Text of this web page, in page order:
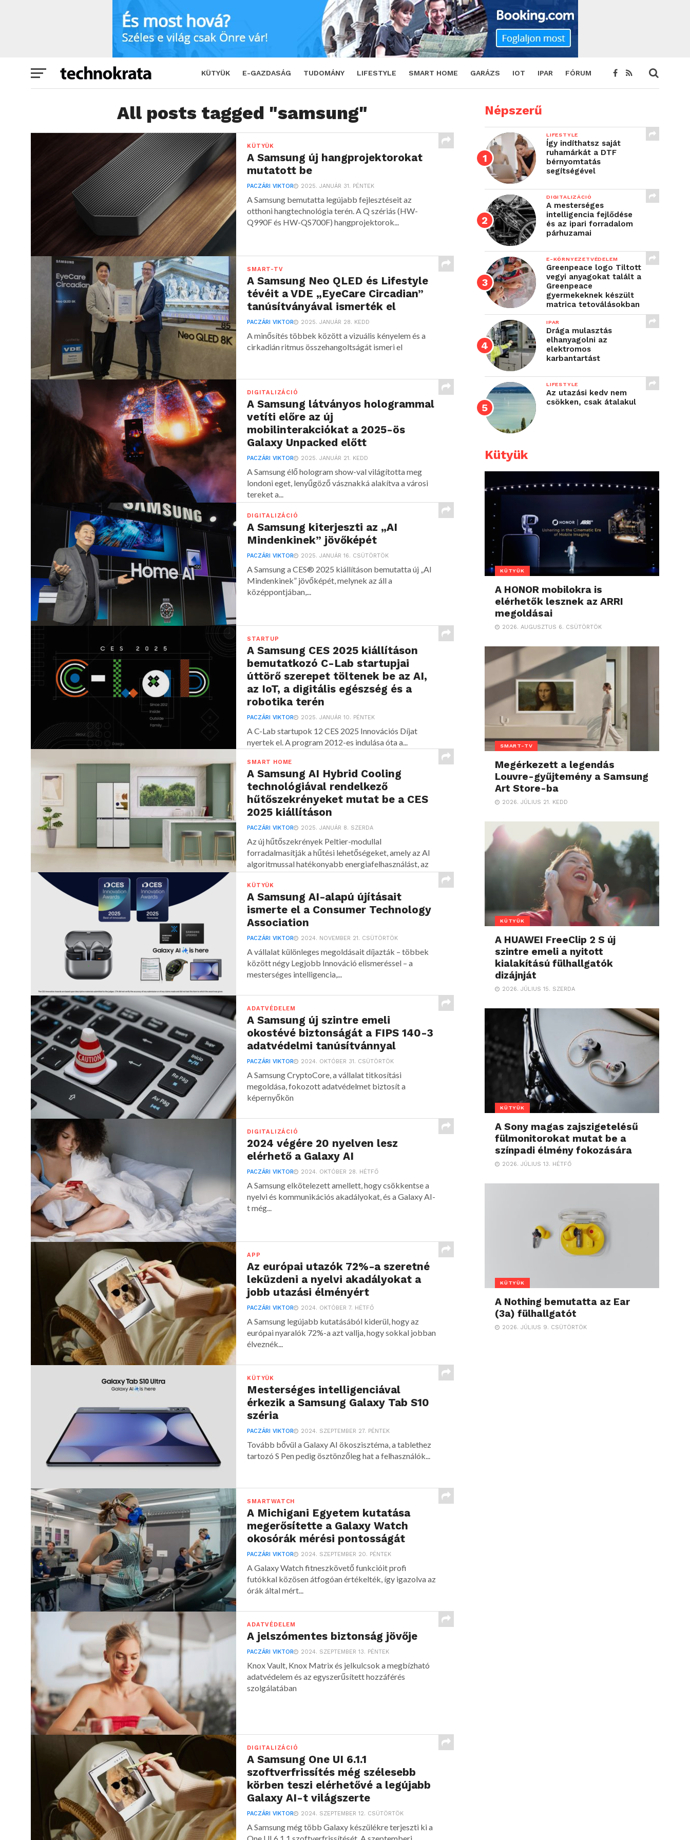
KÜTYÜK E-GAZDASÁG TUDOMÁNY LIFESTYLE SMART HOME GARÁZS IOT IPAR FÓRUM
All posts tagged "samsung"
KÜTYÜK
A Samsung új hangprojektorokat
mutatott be
PACZÁRI VIKTOR 2025. JANUÁR 31. PÉNTEK
A Samsung bemutatta legújabb fejlesztéseit az
otthoni hangtechnológia terén. A Q szériás (HW-
Q990F és HW-QS700F) hangprojektorok...
SMART-TV
A Samsung Neo QLED és Lifestyle
tévéit a VDE „EyeCare Circadian”
tanúsítványával ismerték el
PACZÁRI VIKTOR 2025. JANUÁR 28. KEDD
A minősítés többek között a vizuális kényelem és a
cirkadián ritmus összehangoltságát ismeri el
DIGITALIZÁCIÓ
A Samsung látványos hologrammal
vetíti előre az új
mobilinterakciókat a 2025-ös
Galaxy Unpacked előtt
PACZÁRI VIKTOR 2025. JANUÁR 21. KEDD
A Samsung élő hologram show-val világította meg
londoni eget, lenyűgöző vásznakká alakítva a városi
tereket a...
DIGITALIZÁCIÓ
A Samsung kiterjeszti az „AI
Mindenkinek” jövőképét
PACZÁRI VIKTOR 2025. JANUÁR 16. CSÜTÖRTÖK
A Samsung a CES® 2025 kiállításon bemutatta új „AI
Mindenkinek” jövőképét, melynek az áll a
középpontjában,...
STARTUP
A Samsung CES 2025 kiállításon
bemutatkozó C-Lab startupjai
úttörő szerepet töltenek be az AI,
az IoT, a digitális egészség és a
robotika terén
PACZÁRI VIKTOR 2025. JANUÁR 10. PÉNTEK
A C-Lab startupok 12 CES 2025 Innovációs Díjat
nyertek el. A program 2012-es indulása óta a...
SMART HOME
A Samsung AI Hybrid Cooling
technológiával rendelkező
hűtőszekrényeket mutat be a CES
2025 kiállításon
PACZÁRI VIKTOR 2025. JANUÁR 8. SZERDA
Az új hűtőszekrények Peltier-modullal
forradalmasítják a hűtési lehetőségeket, amely az AI
algoritmussal hatékonyabb energiafelhasználást, az
élelmiszerek...
KÜTYÜK
A Samsung AI-alapú újításait
ismerte el a Consumer Technology
Association
PACZÁRI VIKTOR 2024. NOVEMBER 21. CSÜTÖRTÖK
A vállalat különleges megoldásait díjazták – többek
között négy Legjobb Innováció elismeréssel – a
mesterséges intelligencia,...
ADATVÉDELEM
A Samsung új szintre emeli
okostévé biztonságát a FIPS 140-3
adatvédelmi tanúsítvánnyal
PACZÁRI VIKTOR 2024. OKTÓBER 31. CSÜTÖRTÖK
A Samsung CryptoCore, a vállalat titkosítási
megoldása, fokozott adatvédelmet biztosít a
képernyőkön
DIGITALIZÁCIÓ
2024 végére 20 nyelven lesz
elérhető a Galaxy AI
PACZÁRI VIKTOR 2024. OKTÓBER 28. HÉTFŐ
A Samsung elkötelezett amellett, hogy csökkentse a
nyelvi és kommunikációs akadályokat, és a Galaxy AI-
t még...
APP
Az európai utazók 72%-a szeretné
leküzdeni a nyelvi akadályokat a
jobb utazási élményért
PACZÁRI VIKTOR 2024. OKTÓBER 7. HÉTFŐ
A Samsung legújabb kutatásából kiderül, hogy az
európai nyaralók 72%-a azt vallja, hogy sokkal jobban
élveznék...
KÜTYÜK
Mesterséges intelligenciával
érkezik a Samsung Galaxy Tab S10
széria
PACZÁRI VIKTOR 2024. SZEPTEMBER 27. PÉNTEK
Tovább bővül a Galaxy AI ökoszisztéma, a tablethez
tartozó S Pen pedig ösztönzőleg hat a felhasználók...
SMARTWATCH
A Michigani Egyetem kutatása
megerősítette a Galaxy Watch
okosórák mérési pontosságát
PACZÁRI VIKTOR 2024. SZEPTEMBER 20. PÉNTEK
A Galaxy Watch fitneszkövető funkcióit profi
futókkal közösen átfogóan értékelték, így igazolva az
órák által mért...
ADATVÉDELEM
A jelszómentes biztonság jövője
PACZÁRI VIKTOR 2024. SZEPTEMBER 13. PÉNTEK
Knox Vault, Knox Matrix és jelkulcsok a megbízható
adatvédelem és az egyszerűsített hozzáférés
szolgálatában
DIGITALIZÁCIÓ
A Samsung One UI 6.1.1
szoftverfrissítés még szélesebb
körben teszi elérhetővé a legújabb
Galaxy AI-t világszerte
PACZÁRI VIKTOR 2024. SZEPTEMBER 12. CSÜTÖRTÖK
A Samsung még több Galaxy készülékre terjeszti ki a
Népszerű
LIFESTYLE
Így indíthatsz saját
ruhamárkát a DTF
bérnyomtatás
segítségével
DIGITALIZÁCIÓ
A mesterséges
intelligencia fejlődése
és az ipari forradalom
párhuzamai
E-KÖRNYEZETVÉDELEM
Greenpeace logo Tiltott
vegyi anyagokat talált a
Greenpeace
gyermekeknek készült
matrica tetoválásokban
IPAR
Drága mulasztás
elhanyagolni az
elektromos
karbantartást
LIFESTYLE
Az utazási kedv nem
csökken, csak átalakul
Kütyük
KÜTYÜK
A HONOR mobilokra is
elérhetők lesznek az ARRI
megoldásai
2026. AUGUSZTUS 6. CSÜTÖRTÖK
SMART-TV
Megérkezett a legendás
Louvre-gyűjtemény a Samsung
Art Store-ba
2026. JÚLIUS 21. KEDD
KÜTYÜK
A HUAWEI FreeClip 2 S új
szintre emeli a nyitott
kialakítású fülhallgatók
dizájnját
2026. JÚLIUS 15. SZERDA
KÜTYÜK
A Sony magas zajszigetelésű
fülmonitorokat mutat be a
színpadi élmény fokozására
2026. JÚLIUS 13. HÉTFŐ
KÜTYÜK
A Nothing bemutatta az Ear
(3a) fülhallgatót
2026. JÚLIUS 9. CSÜTÖRTÖK